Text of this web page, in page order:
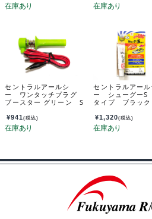
セントラルアールシ
ー ワンタッチプラグ
ブースター グリーン S
¥941(税込)
セントラルアール
ー シューグー
タイプ ブラッ
¥1,320(税込)